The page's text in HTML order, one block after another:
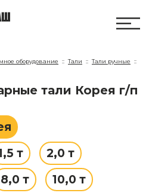
оборудование Тали
Тали ручные
т
2,0 т
8,0 т
10,0 т